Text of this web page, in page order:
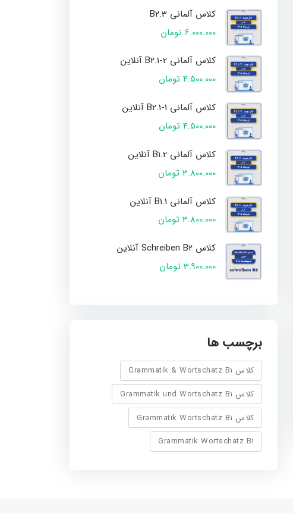
کلاس آلمانی B2.3
6.000.000 تومان
کلاس آلمانی B2.1-2 آنلاین
4.500.000 تومان
کلاس آلمانی B2.1-1 آنلاین
4.500.000 تومان
کلاس آلمانی B1.2 آنلاین
3.800.000 تومان
کلاس آلمانی B1.1 آنلاین
3.800.000 تومان
کلاس Schreiben B2 آنلاین
3.900.000 تومان
برچسب ها
کلاس Grammatik & Wortschatz B1
کلاس Grammatik und Wortschatz B1
کلاس Grammatik Wortschatz B1
Grammatik Wortschatz B1